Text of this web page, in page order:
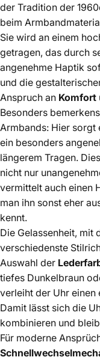
der Tradition der
beim
Sie wird an einem
getragen, das durch
angenehme Haptik
und die
Anspruch an Komfort
Besonders
Armbands: Hier sorgt
ein besonders
längerem Tragen.
nicht nur
vermittelt auch einen
man ihn sonst eher
kennt.
Die Gelassenheit, mit
verschiedenste
Auswahl der
tiefes Dunkelbraun
verleiht der Uhr
Damit lässt sich die
kombinieren und
Für moderne